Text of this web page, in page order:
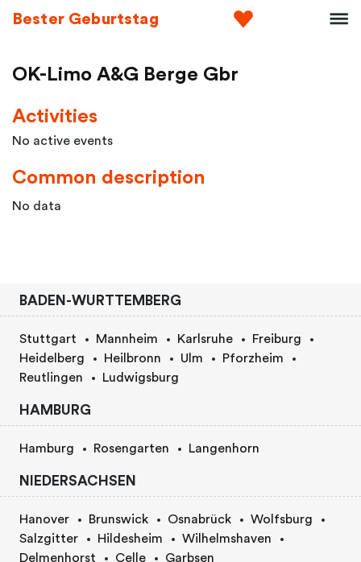
Bester Geburtstag
OK-Limo A&G Berge Gbr
Activities
No active events
Common description
No data
BADEN-WURTTEMBERG
Stuttgart Mannheim Karlsruhe
Freiburg
Heidelberg
Heilbronn Ulm
Pforzheim
Reutlingen
Ludwigsburg
HAMBURG
Hamburg Rosengarten Langenhorn
NIEDERSACHSEN
Hanover Brunswick Osnabrück
Wolfsburg
Salzgitter
Hildesheim
Wilhelmshaven
Delmenhorst
Celle Garbsen